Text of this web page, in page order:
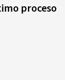
proceso